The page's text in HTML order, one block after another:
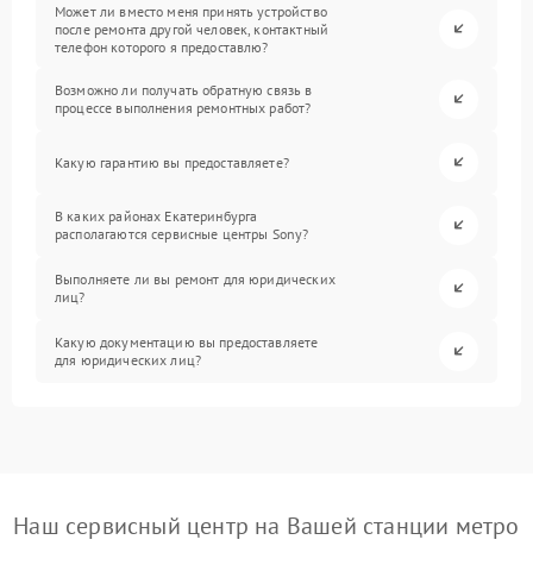
Может ли вместо меня принять устройство
после ремонта другой человек, контактный
телефон которого я предоставлю?
Возможно ли получать обратную связь в
процессе выполнения ремонтных работ?
Какую гарантию вы предоставляете?
В каких районах Екатеринбурга
располагаются сервисные центры Sony?
Выполняете ли вы ремонт для юридических
лиц?
Какую документацию вы предоставляете
для юридических лиц?
Наш сервисный центр на Вашей станции метро